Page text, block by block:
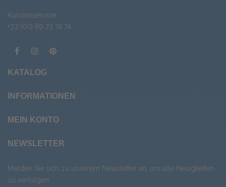
Kundenservice
+33 (0)3 89 73 74 74
KATALOG
INFORMATIONEN
MEIN KONTO
NEWSLETTER
Melden Sie sich zu unserem Newsletter an, um alle Neuigkeiten
zu verfolgen